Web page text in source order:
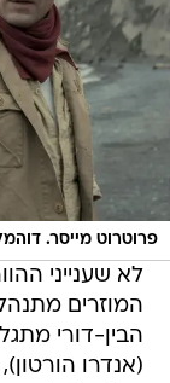
פרוטרוט מייסר.
לא שענייני
המוזרים
הבין-דורי
(אנדרו